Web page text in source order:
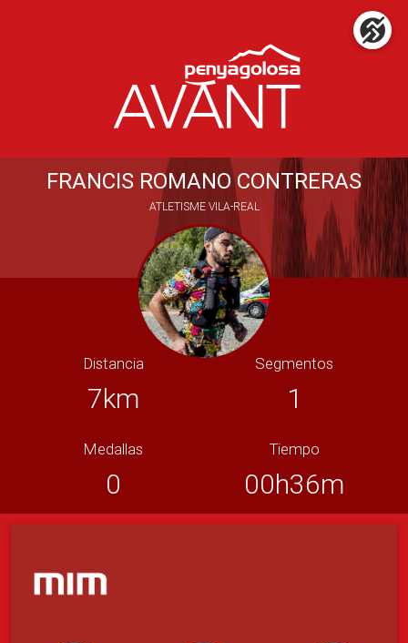
FRANCIS ROMANO CONTRERAS
ATLETISME VILA-REAL
Distancia
7km
Segmentos
1
Medallas
0
Tiempo
00h36m